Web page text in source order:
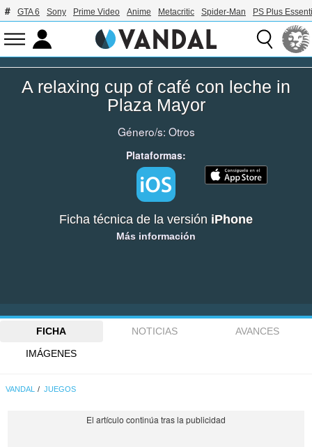
GTA 6 Sony Prime Video Anime Metacritic Spider-Man PS Plus
A relaxing cup of café con leche in
Plaza Mayor
Género/s: Otros
Plataformas:
Ficha técnica de la versión iPhone
Más información
FICHA NOTICIAS
AVANCES
IMÁGENES
VANDAL JUEGOS